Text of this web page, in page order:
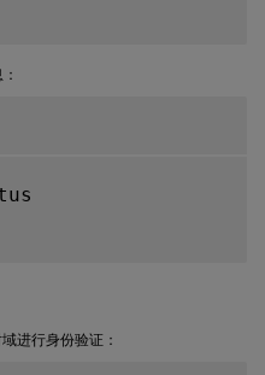
进行身份验证：